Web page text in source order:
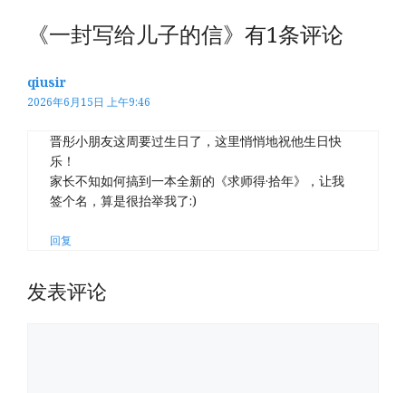
《一封写给儿子的信》有1条评论
qiusir
2026年6月15日 上午9:46
晋彤小朋友这周要过生日了，这里悄悄地祝他生日快
乐！
家长不知如何搞到一本全新的《求师得·拾年》，让我
签个名，算是很抬举我了:)
回复
发表评论